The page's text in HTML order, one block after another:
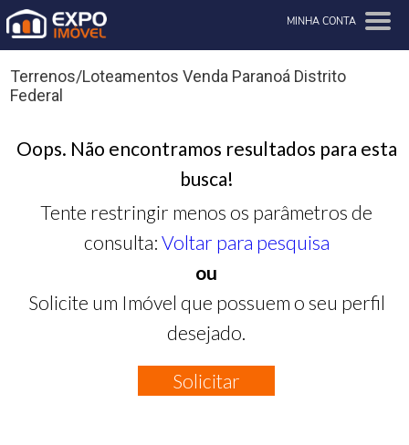
MINHA CONTA
Terrenos/Loteamentos Venda Paranoá Distrito
Federal
Oops. Não encontramos resultados para esta
busca!
Tente restringir menos os parâmetros de
consulta: Voltar para pesquisa
ou
Solicite um Imóvel que possuem o seu perfil
desejado.
Solicitar